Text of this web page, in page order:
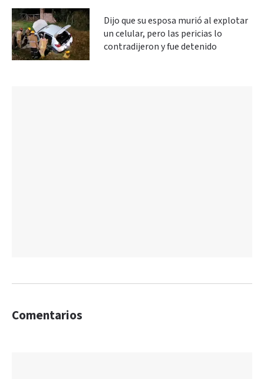
Dijo que su esposa murió al explotar
un celular, pero las pericias lo
contradijeron y fue detenido
Comentarios